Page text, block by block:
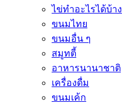
ไข่ทำอะไรได้บ้าง
ขนมไทย
ขนมอื่น ๆ
สมูทตี้
อาหารนานาชาติ
เครื่องดื่ม
ขนมเค้ก